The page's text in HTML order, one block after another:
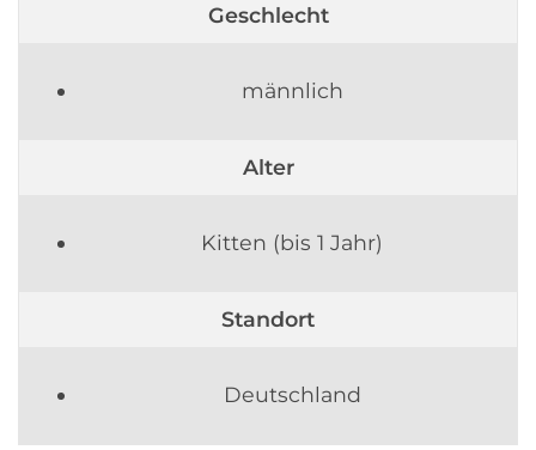
Geschlecht
männlich
Alter
Kitten (bis 1 Jahr)
Standort
Deutschland